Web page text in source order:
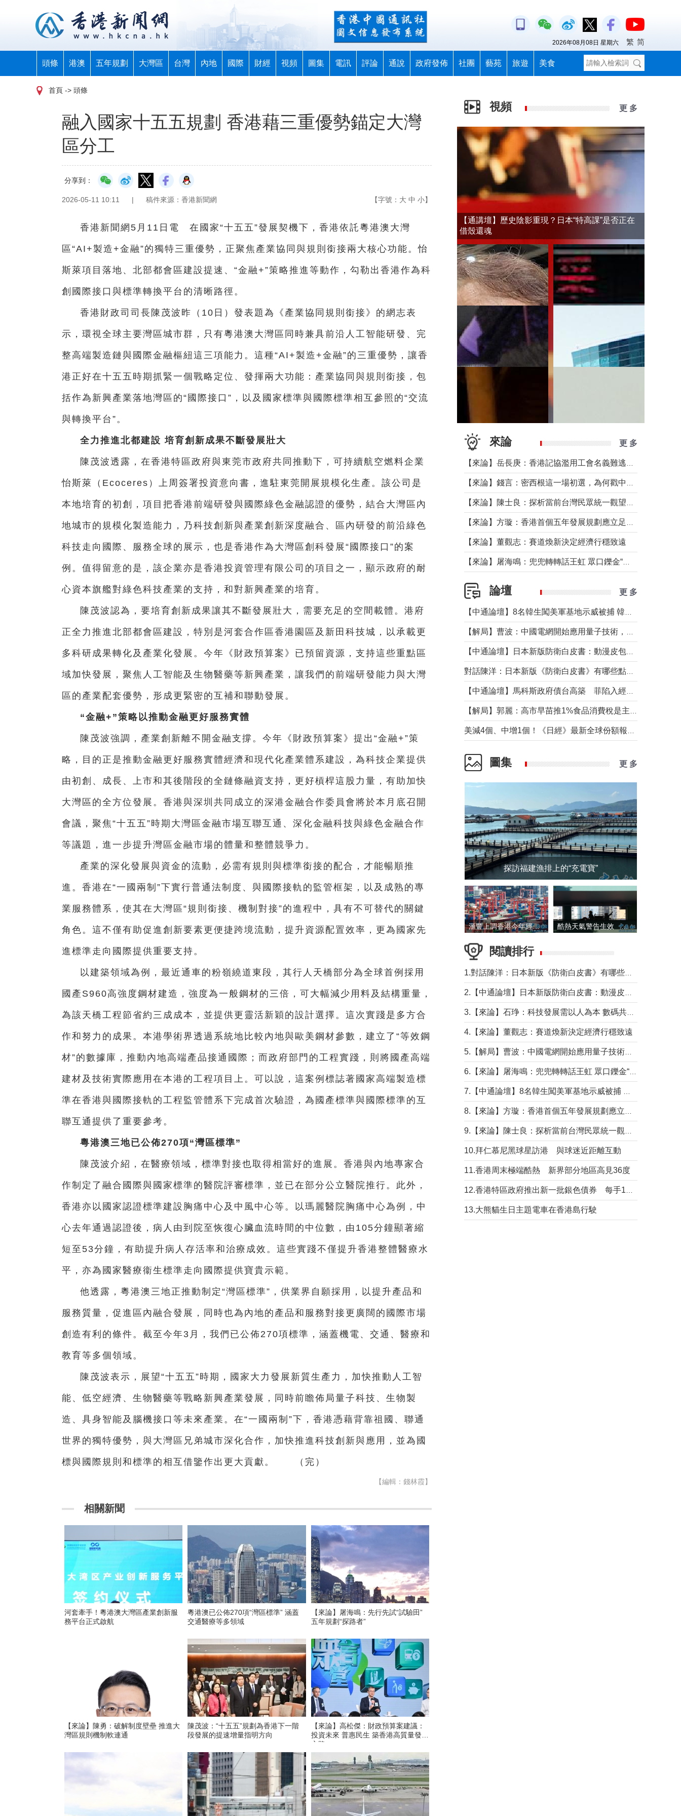
頭條 港澳 五年規劃 大灣區 台灣 內地 國際 財經 視頻 圖集 電訊 評論 通說 政府發佈 社團 藝苑 旅遊 美食
2026年08月08日 星期六 繁 简
首頁 -> 頭條
融入國家十五五規劃 香港藉三重優勢錨定大灣
區分工
分享到：
2026-05-11 10:11 | 稿件來源：香港新聞網 【字號： 大 中 小】
香港新聞網5月11日電 在國家“十五五”發展契機下，香港依託粵港澳大灣
區“AI+製造+金融”的獨特三重優勢，正聚焦產業協同與規則銜接兩大核心功能。怡
斯萊項目落地、北部都會區建設提速、“金融+”策略推進等動作，勾勒出香港作為科
創國際接口與標準轉換平台的清晰路徑。
香港財政司司長陳茂波昨（10日）發表題為《產業協同規則銜接》的網志表
示，環視全球主要灣區城市群，只有粵港澳大灣區同時兼具前沿人工智能研發、完
整高端製造鏈與國際金融樞紐這三項能力。這種“AI+製造+金融”的三重優勢，讓香
港正好在十五五時期抓緊一個戰略定位、發揮兩大功能：產業協同與規則銜接，包
括作為新興產業落地灣區的“國際接口”，以及國家標準與國際標準相互參照的“交流
與轉換平台”。
全力推進北都建設 培育創新成果不斷發展壯大
陳茂波透露，在香港特區政府與東莞市政府共同推動下，可持續航空燃料企業
怡斯萊（Ecoceres）上周簽署投資意向書，進駐東莞開展規模化生產。該公司是
本地培育的初創，項目把香港前端研發與國際綠色金融認證的優勢，結合大灣區內
地城市的規模化製造能力，乃科技創新與產業創新深度融合、區內研發的前沿綠色
科技走向國際、服務全球的展示，也是香港作為大灣區創科發展“國際接口”的案
例。值得留意的是，該企業亦是香港投資管理有限公司的項目之一，顯示政府的耐
心資本旗艦對綠色科技產業的支持，和對新興產業的培育。
陳茂波認為，要培育創新成果讓其不斷發展壯大，需要充足的空間載體。港府
正全力推進北部都會區建設，特別是河套合作區香港園區及新田科技城，以承載更
多科研成果轉化及產業化發展。今年《財政預算案》已預留資源，支持這些重點區
域加快發展，聚焦人工智能及生物醫藥等新興產業，讓我們的前端研發能力與大灣
區的產業配套優勢，形成更緊密的互補和聯動發展。
“金融+”策略以推動金融更好服務實體
陳茂波強調，產業創新離不開金融支撐。今年《財政預算案》提出“金融+”策
略，目的正是推動金融更好服務實體經濟和現代化產業體系建設，為科技企業提供
由初創、成長、上市和其後階段的全鏈條融資支持，更好槓桿這股力量，有助加快
大灣區的全方位發展。香港與深圳共同成立的深港金融合作委員會將於本月底召開
會議，聚焦“十五五”時期大灣區金融市場互聯互通、深化金融科技與綠色金融合作
等議題，進一步提升灣區金融市場的體量和整體競爭力。
產業的深化發展與資金的流動，必需有規則與標準銜接的配合，才能暢順推
進。香港在“一國兩制”下實行普通法制度、與國際接軌的監管框架，以及成熟的專
業服務體系，使其在大灣區“規則銜接、機制對接”的進程中，具有不可替代的關鍵
角色。這不僅有助促進創新要素更便捷跨境流動，提升資源配置效率，更為國家先
進標準走向國際提供重要支持。
以建築領域為例，最近通車的粉嶺繞道東段，其行人天橋部分為全球首例採用
國產S960高強度鋼材建造，強度為一般鋼材的三倍，可大幅減少用料及結構重量，
為該天橋工程節省約三成成本，並提供更靈活新穎的設計選擇。這次實踐是多方合
作和努力的成果。本港學術界透過系統地比較內地與歐美鋼材參數，建立了“等效鋼
材”的數據庫，推動內地高端產品接通國際；而政府部門的工程實踐，則將國產高端
建材及技術實際應用在本港的工程項目上。可以說，這案例標誌著國家高端製造標
準在香港與國際接軌的工程監管體系下完成首次驗證，為國產標準與國際標準的互
聯互通提供了重要參考。
粵港澳三地已公佈270項“灣區標準”
陳茂波介紹，在醫療領域，標準對接也取得相當好的進展。香港與內地專家合
作制定了融合國際與國家標準的醫院評審標準，並已在部分公立醫院推行。此外，
香港亦以國家認證標準建設胸痛中心及中風中心等。以瑪麗醫院胸痛中心為例，中
心去年通過認證後，病人由到院至恢復心臟血流時間的中位數，由105分鐘顯著縮
短至53分鐘，有助提升病人存活率和治療成效。這些實踐不僅提升香港整體醫療水
平，亦為國家醫療衞生標準走向國際提供寶貴示範。
他透露，粵港澳三地正推動制定“灣區標準”，供業界自願採用，以提升產品和
服務質量，促進區內融合發展，同時也為內地的產品和服務對接更廣闊的國際市場
創造有利的條件。截至今年3月，我們已公佈270項標準，涵蓋機電、交通、醫療和
教育等多個領域。
陳茂波表示，展望“十五五”時期，國家大力發展新質生產力，加快推動人工智
能、低空經濟、生物醫藥等戰略新興產業發展，同時前瞻佈局量子科技、生物製
造、具身智能及腦機接口等未來產業。在“一國兩制”下，香港憑藉背靠祖國、聯通
世界的獨特優勢，與大灣區兄弟城市深化合作，加快推進科技創新與應用，並為國
標與國際規則和標準的相互借鑒作出更大貢獻。 （完）
【編輯：錢林霞】
相關新聞
河套牽手！粵港澳大灣區產業創新服
務平台正式啟航 ‌
粵港澳已公佈270項“灣區標準” 涵蓋
交通醫療等多領域
【來論】屠海鳴：先行先試“試驗田”
五年規劃“探路者”
【來論】陳勇：破解制度壁壘 推進大
灣區規則機制軟連通
陳茂波：“十五五”規劃為香港下一階
段發展的提速增量指明方向
【來論】高松傑：財政預算案建議：
投資未來 普惠民生 築香港高質量發展
之路
視頻 更 多
【通講壇】歷史陰影重現？日本“特高課”是否正在
借殼還魂
來論 更 多
【來論】董觀志：賽道煥新決定經濟行穩致遠
論壇 更 多
圖集 更 多
探訪福建漁排上的“充電寶”
滙豐上調香港今年經濟增長預測至4.5% 酷熱天氣警告生效 本港高溫持續至下周
閱讀排行
4.【來論】董觀志：賽道煥新決定經濟行穩致遠
10.拜仁慕尼黑球星訪港 與球迷近距離互動
11.香港周末極端酷熱 新界部分地區高見36度
13.大熊貓生日主題電車在香港島行駛